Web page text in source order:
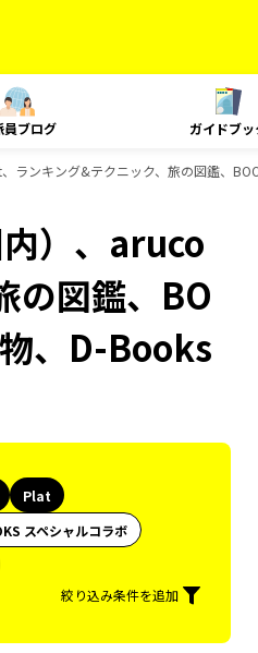
員ブログ ガイドブッ
ランキング&テクニック、旅の図鑑、
）、aruco
の図鑑、BO
、D-Books
Plat
スペシャルコラボ
絞り込み条件を追加